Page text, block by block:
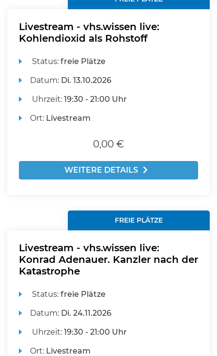
Livestream - vhs.wissen live:
Kohlendioxid als Rohstoff
Status:freie Plätze
Datum: Di. 13.10.2026
Uhrzeit:19:30 - 21:00 Uhr
Ort: Livestream
0,00 €
WEITERE DETAILS
FREIE PLÄTZE
Livestream - vhs.wissen live:
Konrad Adenauer. Kanzler nach der
Katastrophe
Status:freie Plätze
Datum: Di. 24.11.2026
Uhrzeit:19:30 - 21:00 Uhr
Ort: Livestream